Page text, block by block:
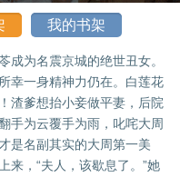
我的书架
成为名震京城的绝世丑女。
幸一身精神力仍在。白莲花
渣爹想抬小妾做平妻，后院
手为云覆手为雨，叱咤大周
是名副其实的大周第一美
来，“夫人，该歇息了。”她